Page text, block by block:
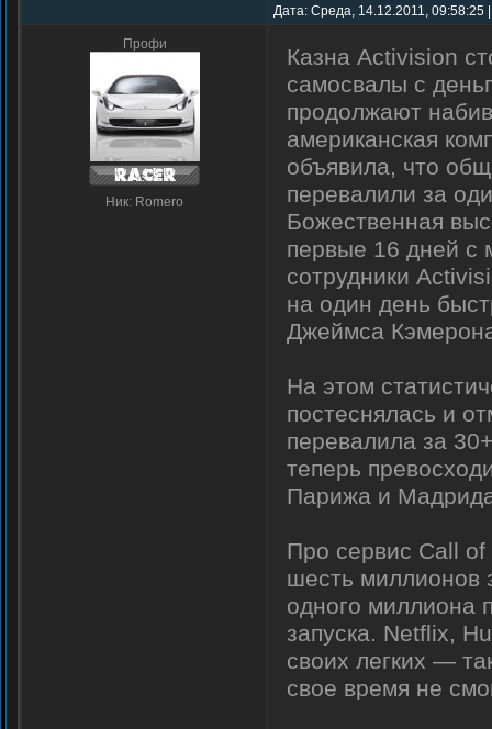
Дата: Среда, 14.12.2011,
Профи
Ник: Romero
Казна Activision
самосвалы с
продолжают
американская
объявила, что
перевалили за
Божественная
первые 16 дней с
сотрудники
на один день
Джеймса
На этом
постеснялась и
перевалила за
теперь
Парижа и
Про сервис Call
шесть миллионов
одного миллиона
запуска. Netflix,
своих легких —
свое время не